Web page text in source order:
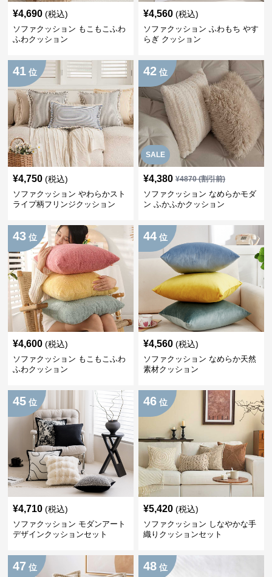
¥4,690 (税込)
ソファクッション もこもこふわ
ふわクッション
¥4,560 (税込)
ソファクッション ふわもち やす
らぎ クッション
41 位
¥4,750 (税込)
ソファクッション やわらかスト
ライプ柄フリンジクッション
SALE
42 位
¥4,380 ¥4870(割引前)
ソファクッション なめらかモダ
ン ふかふかクッション
43 位
¥4,600 (税込)
ソファクッション もこもこふわ
ふわクッション
44 位
¥4,560 (税込)
ソファクッション なめらか天然
素材クッション
45 位
¥4,710 (税込)
ソファクッション モダンアート
デザインクッションセット
46 位
¥5,420 (税込)
ソファクッション しなやかな手
織りクッションセット
47 位 48 位